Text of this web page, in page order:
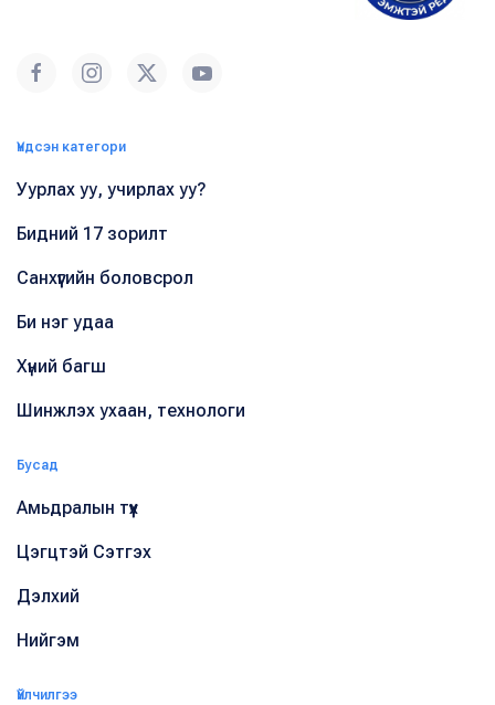
Үндсэн категори
Уурлах уу, учирлах уу?
Бидний 17 зорилт
Санхүүгийн боловсрол
Би нэг удаа
Хүний багш
Шинжлэх ухаан, технологи
Бусад
Амьдралын түүх
Цэгцтэй Сэтгэх
Дэлхий
Нийгэм
Үйлчилгээ